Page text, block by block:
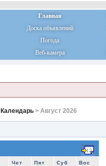
Главная
Доска объявлений
Погода
Веб-камера
Календарь > Август 2026
Чет Пят Суб Вос